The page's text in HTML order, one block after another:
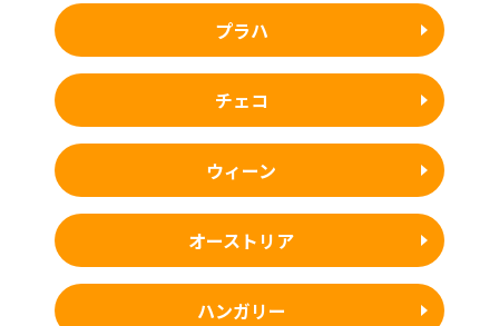
プラハ
チェコ
ウィーン
オーストリア
ハンガリー